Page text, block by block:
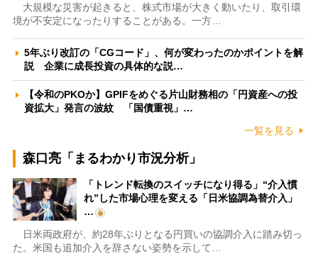
大規模な災害が起きると、株式市場が大きく動いたり、取引環
境が不安定になったりすることがある。一方…
5年ぶり改訂の「CGコード」、何が変わったのかポイントを解
説 企業に成長投資の具体的な説…
【令和のPKOか】GPIFをめぐる片山財務相の「円資産への投
資拡大」発言の波紋 「国債重視」…
一覧を見る
森口亮「まるわかり市況分析」
「トレンド転換のスイッチになり得る」“介入慣
れ”した市場心理を変える「日米協調為替介入」
…
日米両政府が、約28年ぶりとなる円買いの協調介入に踏み切っ
た。米国も追加介入を辞さない姿勢を示して…